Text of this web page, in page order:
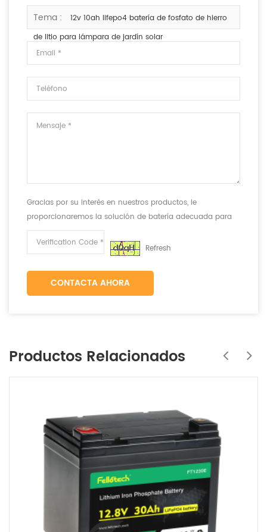
capacidad y el tamaño.
Tema :
12v 10ah lifepo4 batería de fosfato de hierro
de litio para lámpara de jardín solar
Gracias por su interés en nuestros productos, le
proporcionaremos la solución de batería adecuada para
cumplir con sus requisitos.
Refresh
CONTACTA AHORA
Productos Relacionados